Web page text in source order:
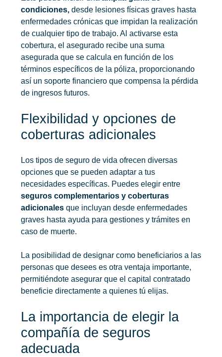
condiciones, desde lesiones físicas graves hasta
enfermedades crónicas que impidan la realización
de cualquier tipo de trabajo. Al activarse esta
cobertura, el asegurado recibe una suma
asegurada que se calcula en función de los
términos específicos de la póliza, proporcionando
así un soporte financiero que compensa la pérdida
de ingresos futuros.
Flexibilidad y opciones de
coberturas adicionales
Los tipos de seguro de vida ofrecen diversas
opciones que se pueden adaptar a tus
necesidades específicas. Puedes elegir entre
seguros complementarios y coberturas
adicionales que incluyan desde enfermedades
graves hasta ayuda para gestiones y trámites en
caso de muerte.
La posibilidad de designar como beneficiarios a las
personas que desees es otra ventaja importante,
permitiéndote asegurar que el capital contratado
beneficie directamente a quienes tú elijas.
La importancia de elegir la
compañía de seguros
adecuada